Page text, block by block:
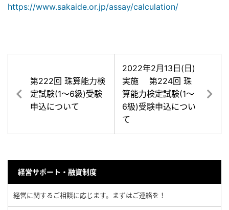
https://www.sakaide.or.jp/assay/calculation/
第222回 珠算能力検
定試験(1～6級)受験
申込について
2022年2月13日(日)
実施 第224回 珠
算能力検定試験(1～
6級)受験申込につい
て
経営サポート・融資制度
経営に関するご相談に応じます。まずはご連絡を！